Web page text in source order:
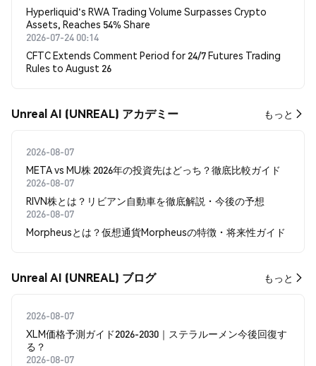
Hyperliquid's RWA Trading Volume Surpasses Crypto
Assets, Reaches 54% Share
2026-07-24 00:14
CFTC Extends Comment Period for 24/7 Futures Trading
Rules to August 26
Unreal AI (UNREAL) アカデミー もっと
2026-08-07
META vs MU株 2026年の投資先はどっち？徹底比較ガイド
2026-08-07
RIVN株とは？リビアン自動車を徹底解説・今後の予想
2026-08-07
Morpheusとは？仮想通貨Morpheusの特徴・将来性ガイド
Unreal AI (UNREAL) ブログ もっと
2026-08-07
XLM価格予測ガイド2026-2030｜ステラルーメン今後回復す
る？
2026-08-07